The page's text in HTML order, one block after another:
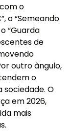
o
o “Semeando
“Guarda
de
outro ângulo,
o
O
em 2026,
mais